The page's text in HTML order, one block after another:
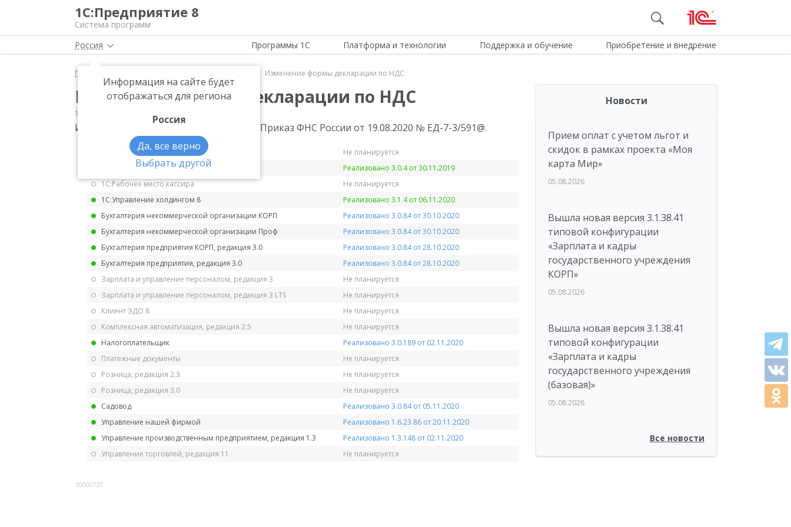
1С:Предприятие 8
Система программ
Россия
Информация на сайте будет
отображаться для региона
Россия
Да, все верно
Выбрать другой
Программы 1С Платформа и технологии Поддержка и обучение Приобретение и внедрение
Главная Изменение формы декларации по НДС
Изменение формы декларации по НДС
10.09.2020
Изменение формы декларации по НДС Приказ ФНС России от 19.08.2020 № ЕД-7-3/591@.
1С:ERP Управление предприятием 2.5
Не планируется
1С:ERP. Управление холдингом
Реализовано 3.0.4 от 30.11.2019
1С:Рабочее место кассира
Не планируется
1С:Управление холдингом 8
Реализовано 3.1.4 от 06.11.2020
Бухгалтерия некоммерческой организации КОРП
Реализовано 3.0.84 от 30.10.2020
Бухгалтерия некоммерческой организации Проф
Реализовано 3.0.84 от 30.10.2020
Бухгалтерия предприятия КОРП, редакция 3.0
Реализовано 3.0.84 от 28.10.2020
Бухгалтерия предприятия, редакция 3.0
Реализовано 3.0.84 от 28.10.2020
Зарплата и управление персоналом, редакция 3
Не планируется
Зарплата и управление персоналом, редакция 3 LTS
Не планируется
Клиент ЭДО 8
Не планируется
Комплексная автоматизация, редакция 2.5
Не планируется
Налогоплательщик
Реализовано 3.0.189 от 02.11.2020
Платежные документы
Не планируется
Розница, редакция 2.3
Не планируется
Розница, редакция 3.0
Не планируется
Садовод
Реализовано 3.0.84 от 05.11.2020
Управление нашей фирмой
Реализовано 1.6.23.86 от 20.11.2020
Управление производственным предприятием, редакция 1.3
Реализовано 1.3.148 от 02.11.2020
Управление торговлей, редакция 11
Не планируется
30000737
Новости
Прием оплат с учетом льгот и
скидок в рамках проекта «Моя
карта Мир»
05.08.2026
Вышла новая версия 3.1.38.41
типовой конфигурации
«Зарплата и кадры
государственного учреждения
КОРП»
05.08.2026
Вышла новая версия 3.1.38.41
типовой конфигурации
«Зарплата и кадры
государственного учреждения
(базовая)»
05.08.2026
Все новости